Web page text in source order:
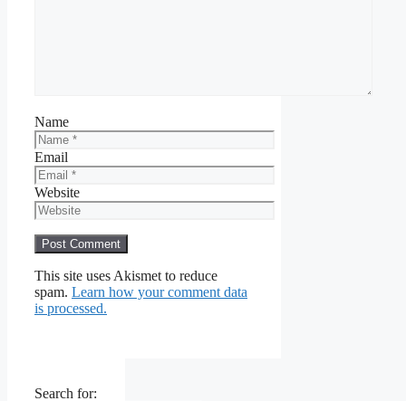
Name
Email
Website
This site uses Akismet to reduce
spam. Learn how your comment data
is processed.
Search for: